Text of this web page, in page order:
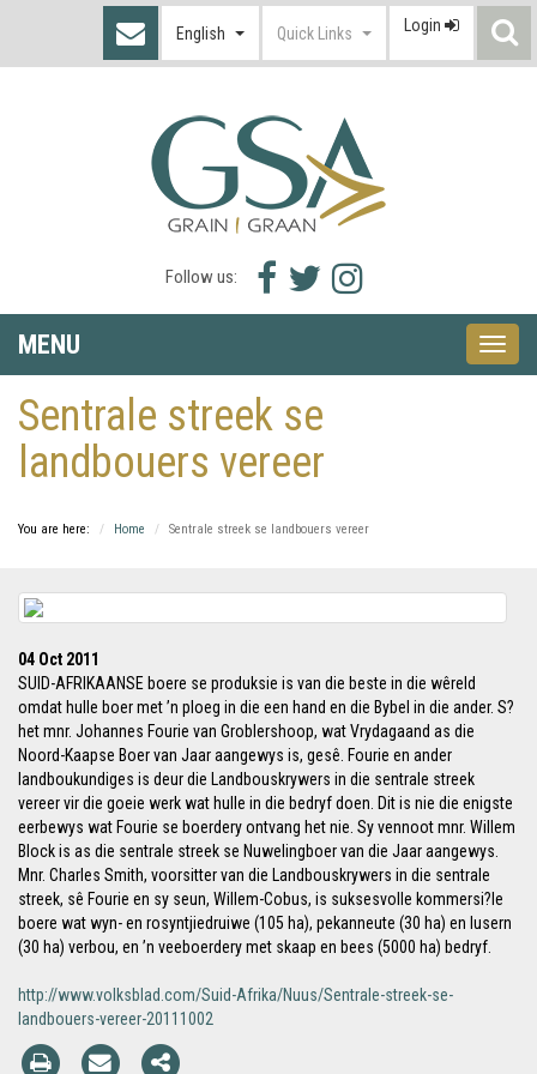
English Quick Links Login
Follow us:
Facebook
icon
Twitter
icon
Instagram
icon
MENU
Toggle
Sentrale streek se
landbouers vereer
You are here: Home Sentrale streek se landbouers vereer
04 Oct 2011
SUID-AFRIKAANSE boere se produksie is van die beste in die wêreld
omdat hulle boer met ’n ploeg in die een hand en die Bybel in die ander. S?
het mnr. Johannes Fourie van Groblershoop, wat Vrydagaand as die
Noord-Kaapse Boer van Jaar aangewys is, gesê. Fourie en ander
landboukundiges is deur die Landbouskrywers in die sentrale streek
vereer vir die goeie werk wat hulle in die bedryf doen. Dit is nie die enigste
eerbewys wat Fourie se boerdery ontvang het nie. Sy vennoot mnr. Willem
Block is as die sentrale streek se Nuwelingboer van die Jaar aangewys.
Mnr. Charles Smith, voorsitter van die Landbouskrywers in die sentrale
streek, sê Fourie en sy seun, Willem-Cobus, is suksesvolle kommersi?le
boere wat wyn- en rosyntjiedruiwe (105 ha), pekanneute (30 ha) en lusern
(30 ha) verbou, en ’n veeboerdery met skaap en bees (5000 ha) bedryf.
http://www.volksblad.com/Suid-Afrika/Nuus/Sentrale-streek-se-
landbouers-vereer-20111002